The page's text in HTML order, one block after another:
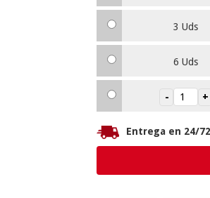
3 Uds
6 Uds
Entrega en 24/